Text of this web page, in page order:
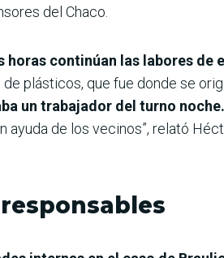
del Chaco.
horas continúan las labores de
plásticos, que fue donde se
un trabajador del turno noche.
de los vecinos”, relató